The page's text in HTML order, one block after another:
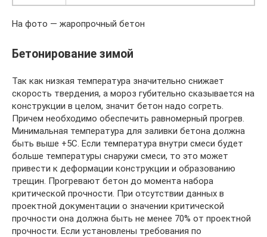
На фото — жаропрочный бетон
Бетонирование зимой
Так как низкая температура значительно снижает
скорость твердения, а мороз губительно сказывается на
конструкции в целом, значит бетон надо согреть.
Причем необходимо обеспечить равномерный прогрев.
Минимальная температура для заливки бетона должна
быть выше +5С. Если температура внутри смеси будет
больше температуры снаружи смеси, то это может
привести к деформации конструкции и образованию
трещин. Прогревают бетон до момента набора
критической прочности. При отсутствии данных в
проектной документации о значении критической
прочности она должна быть не менее 70% от проектной
прочности. Если установлены требования по